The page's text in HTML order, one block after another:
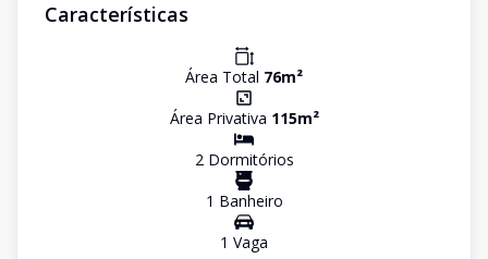
Características
Área Total 76m²
Área Privativa 115m²
2Dormitórios
1 Banheiro
1 Vaga